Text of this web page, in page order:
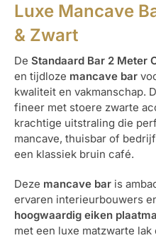
Luxe Mancave
& Zwart
De Standaard Bar 2 Meter
en tijdloze mancave bar
kwaliteit en vakmanschap.
fineer met stoere zwarte
krachtige uitstraling die
mancave, thuisbar of
een klassiek bruin café.
Deze mancave bar is
ervaren interieurbouwers
hoogwaardig eiken
met een luxe matzwarte